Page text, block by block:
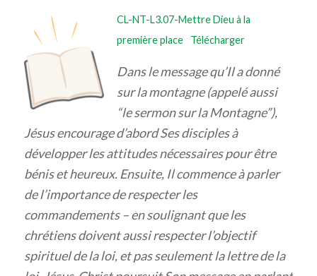
CL-NT-L3.07-Mettre Dieu à la
première place
Télécharger
Dans le message qu’Il a donné
sur la montagne (appelé aussi
“le sermon sur la Montagne”),
Jésus encourage d’abord Ses disciples à
développer les attitudes nécessaires pour être
bénis et heureux. Ensuite, Il commence à parler
de l’importance de respecter les
commandements – en soulignant que les
chrétiens doivent aussi respecter l’objectif
spirituel de la loi, et pas seulement la lettre de la